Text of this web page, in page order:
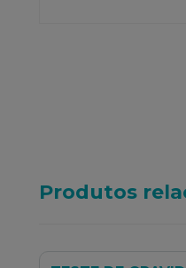
Produtos